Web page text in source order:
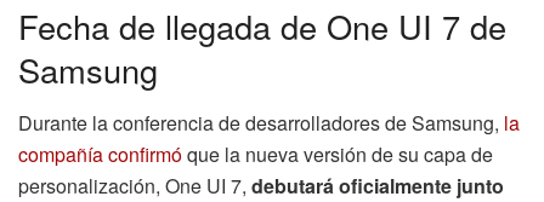
Fecha de llegada de One UI 7 de
Samsung
Durante la conferencia de desarrolladores de Samsung, la
compañía confirmóque la nueva versión de su capa de
personalización, One UI 7, debutará oficialmente junto